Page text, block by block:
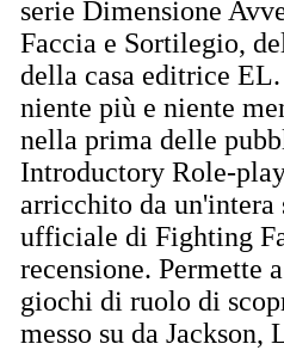
serie Dimensione
Faccia e Sortilegio,
della casa editrice
niente più e niente
nella prima delle
Introductory Role-
arricchito da un'intera
ufficiale di Fighting
recensione. Permette
giochi di ruolo di
messo su da Jackson,